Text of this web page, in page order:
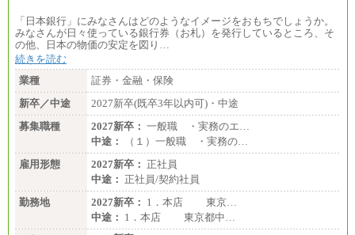
「日本銀行」にみなさんはどのようなイメージをおもちでしょうか。
みなさんが日々使っている銀行券（お札）を発行しているところ、そ
の他、日本の物価の安定を図り…
続きを読む
業種
証券・金融・保険
新卒／中途
2027新卒(既卒3年以内可)・中途
募集職種
2027新卒： 一般職 ・実務のエ…
中途：
（１）一般職 ・実務の…
雇用形態
2027新卒： 正社員
中途： 正社員/契約社員
勤務地
2027新卒： 1．本店 東京…
中途： 1．本店 東京都中…